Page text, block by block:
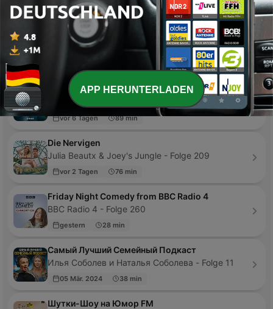
vor 2 Tagen 92 min
Юмор FM: все подкасты
Юмор FM - Folge 1000
Edeltalk - mit Dominik & Kevin
funk - von ARD und ZDF - Folge 413
vor 6 Tagen 89 min
Die Nervigen
Julia Beautx & Joey's Jungle - Folge 209
vor 2 Tagen 76 min
Friday Night Comedy from BBC Radio 4
BBC Radio 4 - Folge 260
gestern 28 min
Самый Лучший Семейный Подкаст
Илья Соболев и Наталья Соболева - Folge 11
05 Mär. 2024 38 min
Шутки-Шоу на Юмор FM
APP HERUNTERLADEN